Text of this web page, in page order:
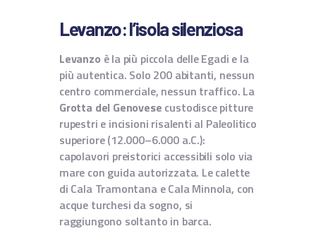
Levanzo: l’isola silenziosa
Levanzo è la più piccola delle Egadi e la
più autentica. Solo 200 abitanti, nessun
centro commerciale, nessun traffico. La
Grotta del Genovese custodisce pitture
rupestri e incisioni risalenti al Paleolitico
superiore (12.000–6.000 a.C.):
capolavori preistorici accessibili solo via
mare con guida autorizzata. Le calette
di Cala Tramontana e Cala Minnola, con
acque turchesi da sogno, si
raggiungono soltanto in barca.